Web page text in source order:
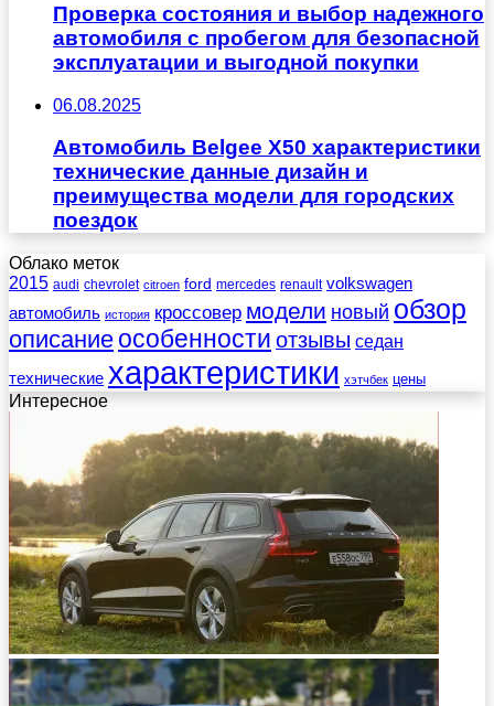
Проверка состояния и выбор надежного
автомобиля с пробегом для безопасной
эксплуатации и выгодной покупки
06.08.2025
Автомобиль Belgee X50 характеристики
технические данные дизайн и
преимущества модели для городских
поездок
Облако меток
2015 audi chevrolet citroen ford mercedes renault volkswagen
автомобиль история кроссовер модели новый обзор
описание особенности отзывы седан
технические характеристики хэтчбек цены
Интересное